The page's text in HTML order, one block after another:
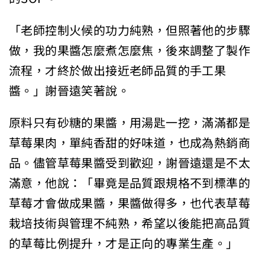
「老師控制火候的功力純熟，但照著他的步驟
做，我的果醬怎麼煮怎麼焦，後來調整了製作
流程，才終於做出接近老師品質的手工果
醬。」謝晉遠笑著說。
原料只有砂糖的果醬，用湯匙一挖，滿滿都是
草莓果肉，單純香甜的好味道，也成為熱銷商
品。儘管草莓果醬受到歡迎，謝晉遠還是不太
滿意，他說：「畢竟是品質跟規格不到標準的
草莓才會做成果醬，果醬做得多，也代表草莓
栽培技術與管理不純熟，希望以後能把高品質
的草莓比例提升，才是正向的專業生產。」